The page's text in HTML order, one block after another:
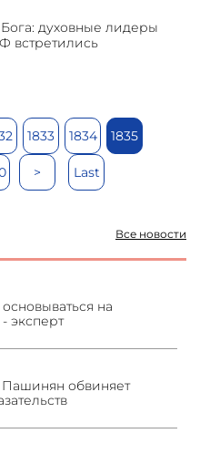
духовные лидеры
встретились
1833 1834 1835
> Last
Все новости
на
эксперт
Пашинян обвиняет